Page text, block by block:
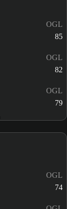
OGL
85
OGL
82
OGL
79
OGL
74